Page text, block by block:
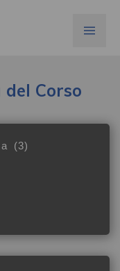
Corso
(3)